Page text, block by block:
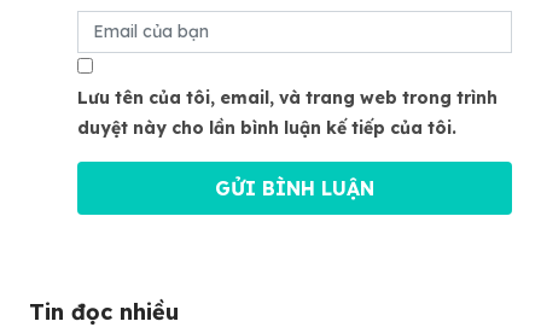
Lưu tên của tôi, email, và trang web trong trình
duyệt này cho lần bình luận kế tiếp của tôi.
Tin đọc nhiều